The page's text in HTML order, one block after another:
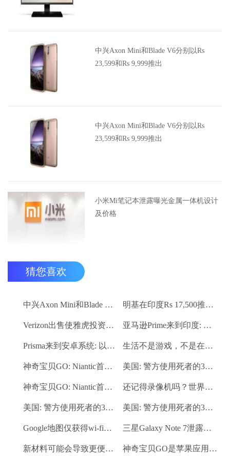
中兴Axon Mini和Blade V6分别以Rs
23,599和Rs 9,999推出
中兴Axon Mini和Blade V6分别以Rs
23,599和Rs 9,999推出
小米Mi笔记本泄露曝光金属一体机设计
及价格
猜您喜欢
中兴Axon Mini和Blade V6分别以Rs 23,599和Rs 9,999推出 明基在印度Rs 17,500推出EW2775ZH眼保健监视器
Verizon出售使雅虎投资者押注存根 亚马逊Prime来到印度: 这是你需要知道的一切
Prisma来到安卓系统: 以下是它如何对抗竞争 生活不是游戏，不是在路上玩的: 孟买警察到口袋妖怪围棋爱好者
神奇宝贝GO: Niantic首席执行官暗示在动漫展上添加新的神奇宝贝 美国: 警方使用死者的3D打印指纹解决谋杀案
神奇宝贝GO: Niantic首席执行官暗示在动漫展上添加新的神奇宝贝 还记得录像机吗？世界已经看到了最后一个
美国: 警方使用死者的3D打印指纹解决谋杀案 美国: 警方使用死者的3D打印指纹解决谋杀案
Google地图仅获得wi-fi功能: 这是它的工作方式 三星Galaxy Note 7泄露：虹膜扫描仪，新S笔功能显现
新材料可能会导致更便宜的太阳能电池 神奇宝贝GO是苹果应用商店第一周下载次数最多的应用